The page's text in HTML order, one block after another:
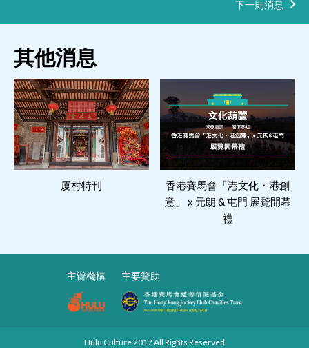
下一則消息
其他消息
閱讀更多
厦村特刊 閱讀更多
香港賽馬會「港文化・港創
意」 x 元朗 & 屯門 展覽開幕
禮
主辦機構 主要贊助
Hulu Culture 2017 All Rights Reserved